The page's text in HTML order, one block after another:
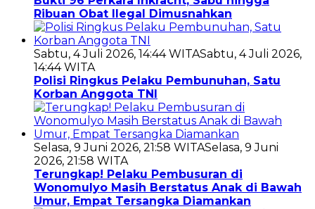
Ribuan Obat Ilegal Dimusnahkan
Sabtu, 4 Juli 2026, 14:44 WITASabtu, 4 Juli 2026,
14:44 WITA
Polisi Ringkus Pelaku Pembunuhan, Satu
Korban Anggota TNI
Selasa, 9 Juni 2026, 21:58 WITASelasa, 9 Juni
2026, 21:58 WITA
Terungkap! Pelaku Pembusuran di
Wonomulyo Masih Berstatus Anak di Bawah
Umur, Empat Tersangka Diamankan